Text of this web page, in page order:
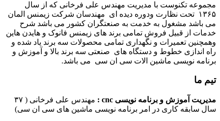
مجموعه تکنوست با مدیریت مهندس علی فرخانی که از سال
۱۳۶۵ تحت نظارت ودوره دیده ای مهندسان شرکت زیمنس المان
می باشد مشغول به خدمت به صنعتگران کشور می باشد شرح
خدمات از قبیل فروش تمامی برند های زیمنس فانوک و هایدن هاین
وهمچنین تعمیرات و نگهداری تمامی محصولات سه برند یاد شده و
راه اندازی خطوط و دستگاه های صنعتی سه برند بالا و آموزش و
برنامه نویسی ماشین الات سی ان سی می باشد.
تیم ما
مدیریت آموزش و برنامه نویسی cnc :
مهندس علی فرخانی ( ۳۷
سال سابقه کاری در امر برنامه نویسی ماشین های سی ان سی)